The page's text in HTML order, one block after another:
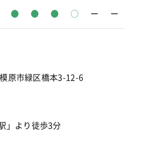
● ● ● ○ ー ー
原市緑区橋本3-12-6
」より徒歩3分